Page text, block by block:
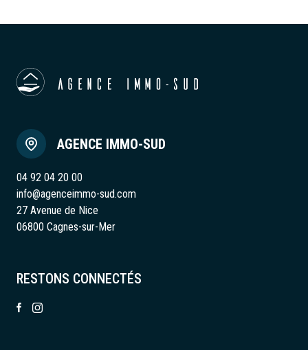
AGENCE IMMO-SUD
04 92 04 20 00
info@agenceimmo-sud.com
27 Avenue de Nice
06800 Cagnes-sur-Mer
RESTONS CONNECTÉS